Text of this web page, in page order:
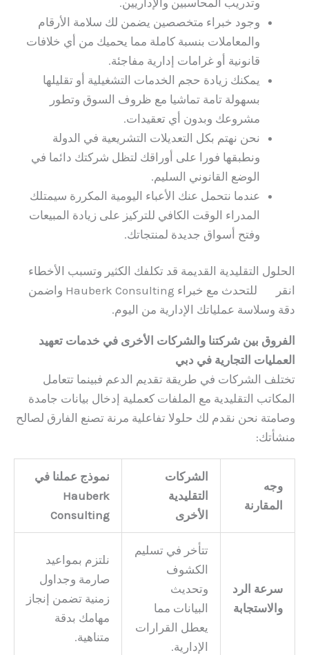
وجود خبراء متخصصين يضمن لك سلامة الأرقام
والمعاملات بنسبة كاملة مما يحميك من أي خلافات
قانونية أو غرامات إدارية مفاجئة.
يمكنك زيادة حجم الخدمات التشغيلية أو تقليلها
بسهولة تامة تماشيا مع ظروف السوق وتطور
مشروعك وبدون أي تعقيدات.
نحن نهتم بكل التعديلات التشريعية في الدولة
ونطبقها فورا على أوراقك لتظل شركتك دائما في
الوضع القانوني السليم.
عندما نتحمل عنك الأعباء اليومية المكررة سيمتلك
المدراء الوقت الكافي للتركيز على زيادة المبيعات
وفتح أسواق جديدة لمنتجاتك.
الحلول التقليدية القديمة قد تكلفك الكثير وتسبب الأخطاء
انقر
للتحدث مع خبراء Hauberk Consulting واضمن
دقة وسلاسة عملياتك الإدارية من اليوم.
الفروق بين شركتنا والشركات الأخرى في خدمات تعهيد
العمليات التجارية في دبي
تختلف الشركات في طريقة تقديم الدعم فبينما تتعامل
المكاتب التقليدية مع الملفات كعملية إدخال بيانات جامدة
وصامتة نحن نقدم لك حلولا تفاعلية مرنة تصنع الفارق لصالح
منشأتك:
وجه
المقارنة
الشركات
التقليدية
الأخرى
نموذج عملنا في
Hauberk
Consulting
سرعة الرد
والاستجابة
تتأخر في تسليم
الكشوف
وتحديث
البيانات مما
يعطل القرارات
الإدارية.
نلتزم بمواعيد
صارمة وجداول
زمنية تضمن إنجاز
مهامك بدقة
متناهية.